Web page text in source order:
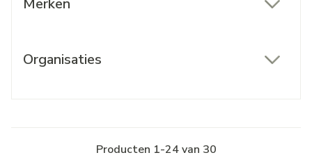
Merken
Organisaties
Producten 1-24van 30